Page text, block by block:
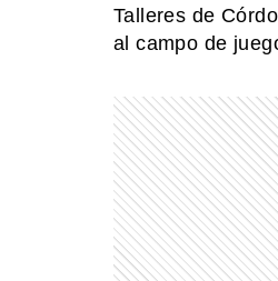
Talleres de
al campo de